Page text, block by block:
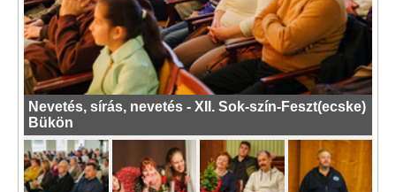
Nevetés, sírás, nevetés - XII. Sok-szín-Feszt(ecske)
Bükön